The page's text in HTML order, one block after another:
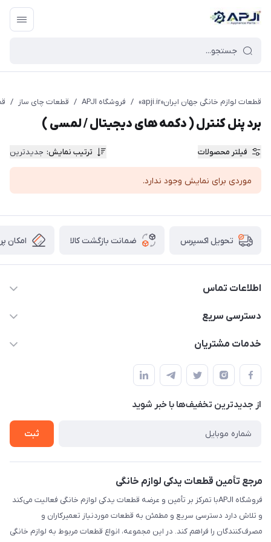
قطعات یدکی و جانبی لوازم خانگی جهان ایران
قطعات لوازم خانگی جهان ایران«apji.ir» / فروشگاه APJI / قطعات چای ساز /
برد پنل کنترل ( دکمه های دیجیتال / لمسی )
فیلتر محصولات ترتیب نمایش: جدیدترین
موردی برای نمایش وجود ندارد.
تحویل اکسپرس ضمانت بازگشت کالا امکان
اطلاعات تماس
09106753413
دسترسی سریع
حساب کاربری
لیست محصولات
درباره ما
خدمات مشتریان
قوانین و مقررات
حریم خصوصی
راهنما
از جدید‌ترین تخفیف‌ها با‌ خبر شوید
ثبت
مرجع تأمین قطعات یدکی لوازم خانگی
فروشگاه APJIبا تمرکز بر تأمین و عرضه قطعات یدکی لوازم خانگی فعالیت می‌کند
و تلاش دارد دسترسی سریع و مطمئن به قطعات موردنیاز تعمیرکاران و
مصرف‌کنندگان را فراهم کند. در این مجموعه، انواع قطعات مربوط به لوازم خانگی